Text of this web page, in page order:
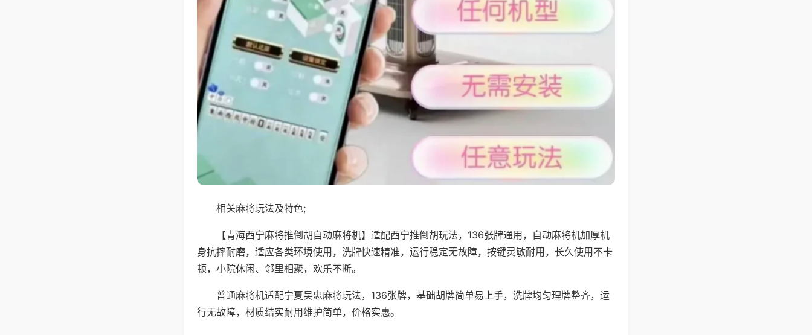
相关麻将玩法及特色;
【青海西宁麻将推倒胡自动麻将机】适配西宁推倒胡玩法，136张牌通用，自动麻将机加厚机
身抗摔耐磨，适应各类环境使用，洗牌快速精准，运行稳定无故障，按键灵敏耐用，长久使用不卡
顿，小院休闲、邻里相聚，欢乐不断。
普通麻将机适配宁夏吴忠麻将玩法，136张牌，基础胡牌简单易上手，洗牌均匀理牌整齐，运
行无故障，材质结实耐用维护简单，价格实惠。